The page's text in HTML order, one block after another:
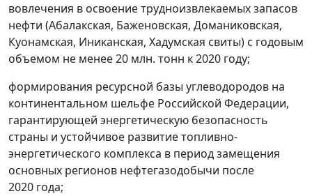
вовлечения в освоение трудноизвлекаемых запасов
нефти (Абалакская, Баженовская, Доманиковская,
Куонамская, Иниканская, Хадумская свиты) с годовым
объемом не менее 20 млн. тонн к 2020 году;
формирования ресурсной базы углеводородов на
континентальном шельфе Российской Федерации,
гарантирующей энергетическую безопасность
страны и устойчивое развитие топливно-
энергетического комплекса в период замещения
основных регионов нефтегазодобычи после
2020 года;